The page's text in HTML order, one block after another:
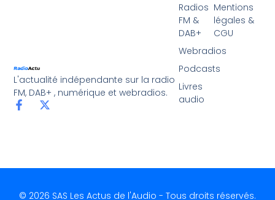
L'actualité indépendante sur la radio
FM, DAB+ , numérique et webradios.
Radios
FM &
DAB+
Webradios
Podcasts
Livres
audio
Mentions
légales &
CGU
© 2026 SAS Les Actus de l'Audio - Tous droits réservés.